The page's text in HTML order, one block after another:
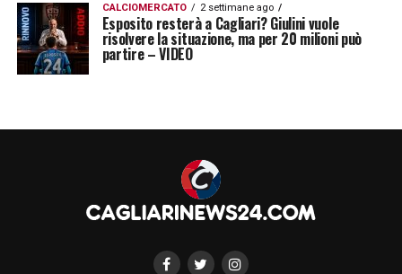
CALCIOMERCATO 2 settimane ago
Esposito resterà a Cagliari? Giulini vuole
risolvere la situazione, ma per 20 milioni può
partire – VIDEO